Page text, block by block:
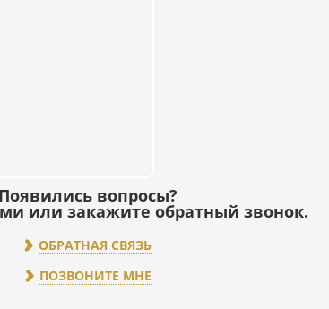
Появились вопросы?
или закажите обратный звонок.
ОБРАТНАЯ СВЯЗЬ
ПОЗВОНИТЕ МНЕ